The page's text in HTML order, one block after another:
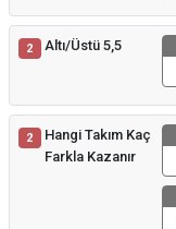
2 Altı/Üstü 5,5
2
Hangi Takım Kaç
Farkla Kazanır